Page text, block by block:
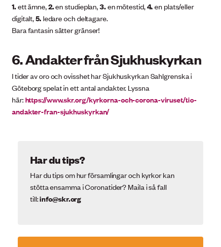
1.ett ämne,2.en studieplan,3.en mötestid,4.en plats/eller
digitalt,5. ledare och deltagare.
Bara fantasin sätter gränser!
6. Andakter från Sjukhuskyrkan
I tider av oro och ovisshet har Sjukhuskyrkan Sahlgrenska i
Göteborg spelat in ett antal andakter. Lyssna
här:https://www.skr.org/kyrkorna-och-corona-viruset/tio-
andakter-fran-sjukhuskyrkan/
Har du tips?
Har du tips om hur församlingar och kyrkor kan
stötta ensamma i Coronatider? Maila i så fall
till:info@skr.org